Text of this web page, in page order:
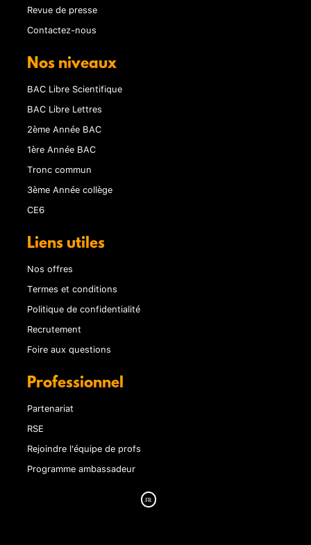
Revue de presse
Contactez-nous
Nos niveaux
BAC Libre Scientifique
BAC Libre Lettres
2ème Année BAC
1ère Année BAC
Tronc commun
3ème Année collège
CE6
Liens utiles
Nos offres
Termes et conditions
Politique de confidentialité
Recrutement
Foire aux questions
Professionnel
Partenariat
RSE
Rejoindre l'équipe de profs
Programme ambassadeur